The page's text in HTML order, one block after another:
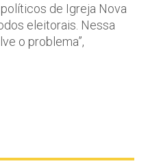
de Igreja Nova
eleitorais. Nessa
o problema”,